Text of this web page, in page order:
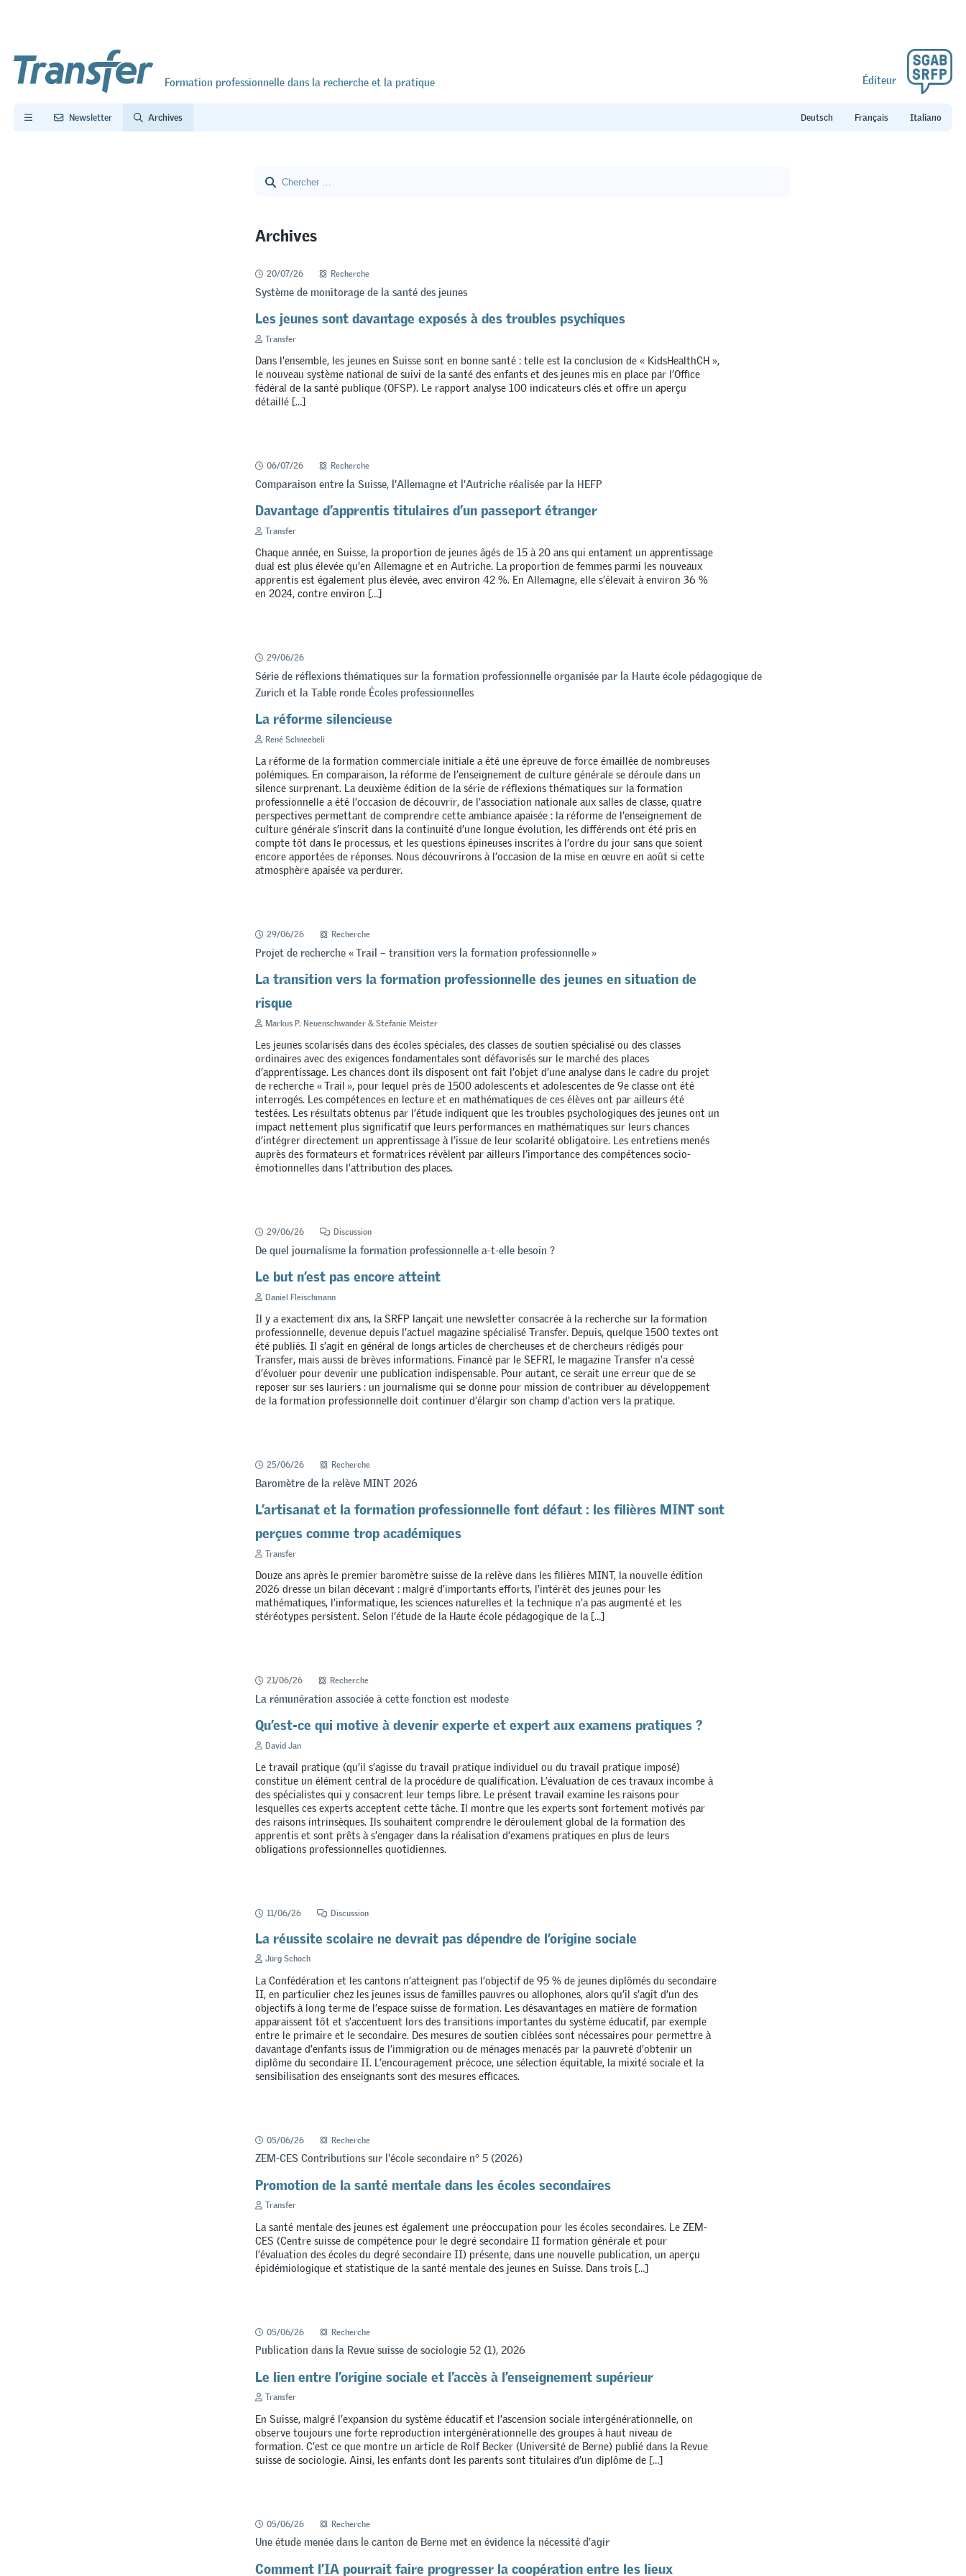
Formation professionnelle dans la recherche et la pratique Éditeur
Newsletter Archives
Archives
Désolé, aucun des articles ne correspond à vos critères.
20/07/26 Recherche
Système de monitorage de la santé des jeunes
Les jeunes sont davantage exposés à des troubles psychiques
Transfer
Dans l’ensemble, les jeunes en Suisse sont en bonne santé : telle est la conclusion de « KidsHealthCH »,
le nouveau système national de suivi de la santé des enfants et des jeunes mis en place par l’Office
fédéral de la santé publique (OFSP). Le rapport analyse 100 indicateurs clés et offre un aperçu
détaillé […]
06/07/26 Recherche
Comparaison entre la Suisse, l'Allemagne et l'Autriche réalisée par la HEFP
Davantage d’apprentis titulaires d’un passeport étranger
Transfer
Chaque année, en Suisse, la proportion de jeunes âgés de 15 à 20 ans qui entament un apprentissage
dual est plus élevée qu’en Allemagne et en Autriche. La proportion de femmes parmi les nouveaux
apprentis est également plus élevée, avec environ 42 %. En Allemagne, elle s’élevait à environ 36 %
en 2024, contre environ […]
29/06/26
Série de réflexions thématiques sur la formation professionnelle organisée par la Haute école pédagogique de
Zurich et la Table ronde Écoles professionnelles
La réforme silencieuse
René Schneebeli
La réforme de la formation commerciale initiale a été une épreuve de force émaillée de nombreuses
polémiques. En comparaison, la réforme de l’enseignement de culture générale se déroule dans un
silence surprenant. La deuxième édition de la série de réflexions thématiques sur la formation
professionnelle a été l’occasion de découvrir, de l’association nationale aux salles de classe, quatre
perspectives permettant de comprendre cette ambiance apaisée : la réforme de l’enseignement de
culture générale s’inscrit dans la continuité d’une longue évolution, les différends ont été pris en
compte tôt dans le processus, et les questions épineuses inscrites à l’ordre du jour sans que soient
encore apportées de réponses. Nous découvrirons à l’occasion de la mise en œuvre en août si cette
atmosphère apaisée va perdurer.
29/06/26 Recherche
Projet de recherche « Trail – transition vers la formation professionnelle »
La transition vers la formation professionnelle des jeunes en situation de
risque
Markus P. Neuenschwander & Stefanie Meister
Les jeunes scolarisés dans des écoles spéciales, des classes de soutien spécialisé ou des classes
ordinaires avec des exigences fondamentales sont défavorisés sur le marché des places
d’apprentissage. Les chances dont ils disposent ont fait l’objet d’une analyse dans le cadre du projet
de recherche « Trail », pour lequel près de 1500 adolescents et adolescentes de 9e classe ont été
interrogés. Les compétences en lecture et en mathématiques de ces élèves ont par ailleurs été
testées. Les résultats obtenus par l’étude indiquent que les troubles psychologiques des jeunes ont un
impact nettement plus significatif que leurs performances en mathématiques sur leurs chances
d’intégrer directement un apprentissage à l’issue de leur scolarité obligatoire. Les entretiens menés
auprès des formateurs et formatrices révèlent par ailleurs l’importance des compétences socio-
émotionnelles dans l’attribution des places.
29/06/26 Discussion
De quel journalisme la formation professionnelle a-t-elle besoin ?
Le but n’est pas encore atteint
Daniel Fleischmann
Il y a exactement dix ans, la SRFP lançait une newsletter consacrée à la recherche sur la formation
professionnelle, devenue depuis l’actuel magazine spécialisé Transfer. Depuis, quelque 1500 textes ont
été publiés. Il s’agit en général de longs articles de chercheuses et de chercheurs rédigés pour
Transfer, mais aussi de brèves informations. Financé par le SEFRI, le magazine Transfer n’a cessé
d’évoluer pour devenir une publication indispensable. Pour autant, ce serait une erreur que de se
reposer sur ses lauriers : un journalisme qui se donne pour mission de contribuer au développement
de la formation professionnelle doit continuer d’élargir son champ d’action vers la pratique.
25/06/26 Recherche
Baromètre de la relève MINT 2026
L’artisanat et la formation professionnelle font défaut : les filières MINT sont
perçues comme trop académiques
Transfer
Douze ans après le premier baromètre suisse de la relève dans les filières MINT, la nouvelle édition
2026 dresse un bilan décevant : malgré d’importants efforts, l’intérêt des jeunes pour les
mathématiques, l’informatique, les sciences naturelles et la technique n’a pas augmenté et les
stéréotypes persistent. Selon l’étude de la Haute école pédagogique de la […]
21/06/26 Recherche
La rémunération associée à cette fonction est modeste
Qu’est-ce qui motive à devenir experte et expert aux examens pratiques ?
David Jan
Le travail pratique (qu’il s’agisse du travail pratique individuel ou du travail pratique imposé)
constitue un élément central de la procédure de qualification. L’évaluation de ces travaux incombe à
des spécialistes qui y consacrent leur temps libre. Le présent travail examine les raisons pour
lesquelles ces experts acceptent cette tâche. Il montre que les experts sont fortement motivés par
des raisons intrinsèques. Ils souhaitent comprendre le déroulement global de la formation des
apprentis et sont prêts à s’engager dans la réalisation d’examens pratiques en plus de leurs
obligations professionnelles quotidiennes.
11/06/26 Discussion
La réussite scolaire ne devrait pas dépendre de l’origine sociale
Jürg Schoch
La Confédération et les cantons n’atteignent pas l’objectif de 95 % de jeunes diplômés du secondaire
II, en particulier chez les jeunes issus de familles pauvres ou allophones, alors qu’il s’agit d’un des
objectifs à long terme de l’espace suisse de formation. Les désavantages en matière de formation
apparaissent tôt et s’accentuent lors des transitions importantes du système éducatif, par exemple
entre le primaire et le secondaire. Des mesures de soutien ciblées sont nécessaires pour permettre à
davantage d’enfants issus de l’immigration ou de ménages menacés par la pauvreté d’obtenir un
diplôme du secondaire II. L’encouragement précoce, une sélection équitable, la mixité sociale et la
sensibilisation des enseignants sont des mesures efficaces.
05/06/26 Recherche
ZEM-CES Contributions sur l'école secondaire n° 5 (2026)
Promotion de la santé mentale dans les écoles secondaires
Transfer
La santé mentale des jeunes est également une préoccupation pour les écoles secondaires. Le ZEM-
CES (Centre suisse de compétence pour le degré secondaire II formation générale et pour
l’évaluation des écoles du degré secondaire II) présente, dans une nouvelle publication, un aperçu
épidémiologique et statistique de la santé mentale des jeunes en Suisse. Dans trois […]
05/06/26 Recherche
Publication dans la Revue suisse de sociologie 52 (1), 2026
Le lien entre l’origine sociale et l’accès à l’enseignement supérieur
Transfer
En Suisse, malgré l’expansion du système éducatif et l’ascension sociale intergénérationnelle, on
observe toujours une forte reproduction intergénérationnelle des groupes à haut niveau de
formation. C’est ce que montre un article de Rolf Becker (Université de Berne) publié dans la Revue
suisse de sociologie. Ainsi, les enfants dont les parents sont titulaires d’un diplôme de […]
05/06/26 Recherche
Une étude menée dans le canton de Berne met en évidence la nécessité d’agir
Comment l’IA pourrait faire progresser la coopération entre les lieux